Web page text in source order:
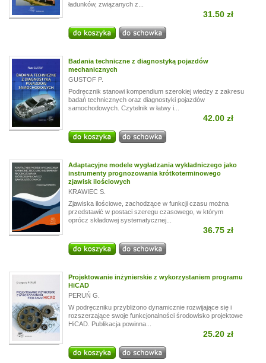
ładunków, związanych z...
31.50 zł
Badania techniczne z diagnostyką pojazdów
mechanicznych
GUSTOF P.
Podręcznik stanowi kompendium szerokiej wiedzy z zakresu
badań technicznych oraz diagnostyki pojazdów
samochodowych. Czytelnik w łatwy i...
42.00 zł
Adaptacyjne modele wygładzania wykładniczego jako
instrumenty prognozowania krótkoterminowego
zjawisk ilościowych
KRAWIEC S.
Zjawiska ilościowe, zachodzące w funkcji czasu można
przedstawić w postaci szeregu czasowego, w którym
oprócz składowej systematycznej...
36.75 zł
Projektowanie inżynierskie z wykorzystaniem programu
HiCAD
PERUŃ G.
W podręczniku przybliżono dynamicznie rozwijające się i
rozszerzające swoje funkcjonalności środowisko projektowe
HiCAD. Publikacja powinna...
25.20 zł